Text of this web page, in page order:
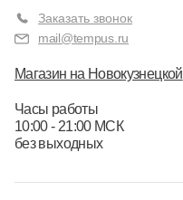
Заказать звонок
mail@tempus.ru
Магазин на Новокузнецкой
Часы работы
10:00 - 21:00 МСК
без выходных